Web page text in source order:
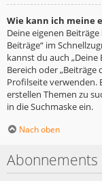
Wie kann ich meine
Deine eigenen
Beiträge“ im
kannst du auch
Bereich oder „Beiträge
Profilseite verwenden.
erstellen Themen zu
in die Suchmaske ein.
Nach oben
Abonnements